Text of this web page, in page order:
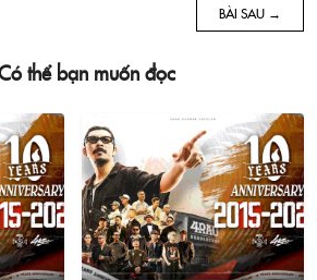
BÀI SAU →
thể bạn muốn đọc